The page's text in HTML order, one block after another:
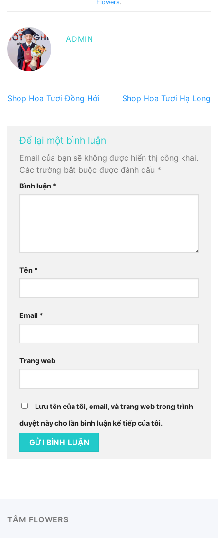
Flowers.
ADMIN
Shop Hoa Tươi Đồng Hới Shop Hoa Tươi Hạ Long
Để lại một bình luận
Email của bạn sẽ không được hiển thị công khai.
Các trường bắt buộc được đánh dấu *
Bình luận *
Tên *
Email *
Trang web
Lưu tên của tôi, email, và trang web trong trình
duyệt này cho lần bình luận kế tiếp của tôi.
TÂM FLOWERS